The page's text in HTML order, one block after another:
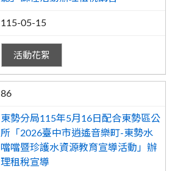
115-05-15
活動花絮
86
東勢分局115年5月16日配合東勢區公
所「2026臺中市逍遙音樂町-東勢水
噹噹暨珍護水資源教育宣導活動」辦
理租稅宣導